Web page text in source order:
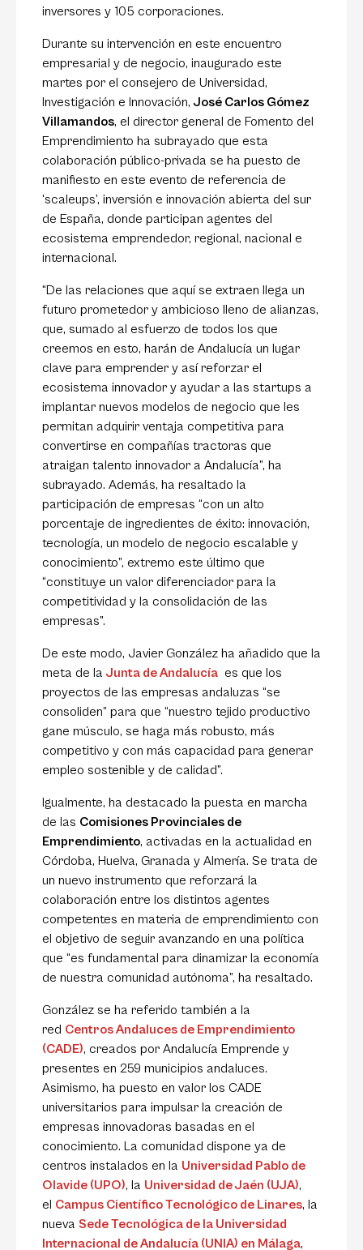
inversores y 105 corporaciones.
Durante su intervención en este encuentro
empresarial y de negocio, inaugurado este
martes por el consejero de Universidad,
Investigación e Innovación,José Carlos Gómez
Villamandos, el director general de Fomento del
Emprendimiento ha subrayado que esta
colaboración público-privada se ha puesto de
manifiesto en este evento de referencia de
‘scaleups’, inversión e innovación abierta del sur
de España, donde participan agentes del
ecosistema emprendedor, regional, nacional e
internacional.
“De las relaciones que aquí se extraen llega un
futuro prometedor y ambicioso lleno de alianzas,
que, sumado al esfuerzo de todos los que
creemos en esto, harán de Andalucía un lugar
clave para emprender y así reforzar el
ecosistema innovador y ayudar a las startups a
implantar nuevos modelos de negocio que les
permitan adquirir ventaja competitiva para
convertirse en compañías tractoras que
atraigan talento innovador a Andalucía”, ha
subrayado. Además, ha resaltado la
participación de empresas “con un alto
porcentaje de ingredientes de éxito: innovación,
tecnología, un modelo de negocio escalable y
conocimiento”, extremo este último que
“constituye un valor diferenciador para la
competitividad y la consolidación de las
empresas”.
De este modo, Javier González ha añadido que la
meta de laJunta de Andalucía es que los
proyectos de las empresas andaluzas “se
consoliden” para que “nuestro tejido productivo
gane músculo, se haga más robusto, más
competitivo y con más capacidad para generar
empleo sostenible y de calidad”.
Igualmente, ha destacado la puesta en marcha
de las Comisiones Provinciales de
Emprendimiento, activadas en la actualidad en
Córdoba, Huelva, Granada y Almería. Se trata de
un nuevo instrumento que reforzará la
colaboración entre los distintos agentes
competentes en materia de emprendimiento con
el objetivo de seguir avanzando en una política
que “es fundamental para dinamizar la economía
de nuestra comunidad autónoma”, ha resaltado.
González se ha referido también a la
red Centros Andaluces de Emprendimiento
(CADE), creados por Andalucía Emprende y
presentes en 259 municipios andaluces.
Asimismo, ha puesto en valor los CADE
universitarios para impulsar la creación de
empresas innovadoras basadas en el
conocimiento. La comunidad dispone ya de
centros instalados en la Universidad Pablo de
Olavide (UPO), la Universidad de Jaén (UJA),
el Campus Científico Tecnológico de Linares, la
nueva Sede Tecnológica de la Universidad
Internacional de Andalucía (UNIA) en Málaga,